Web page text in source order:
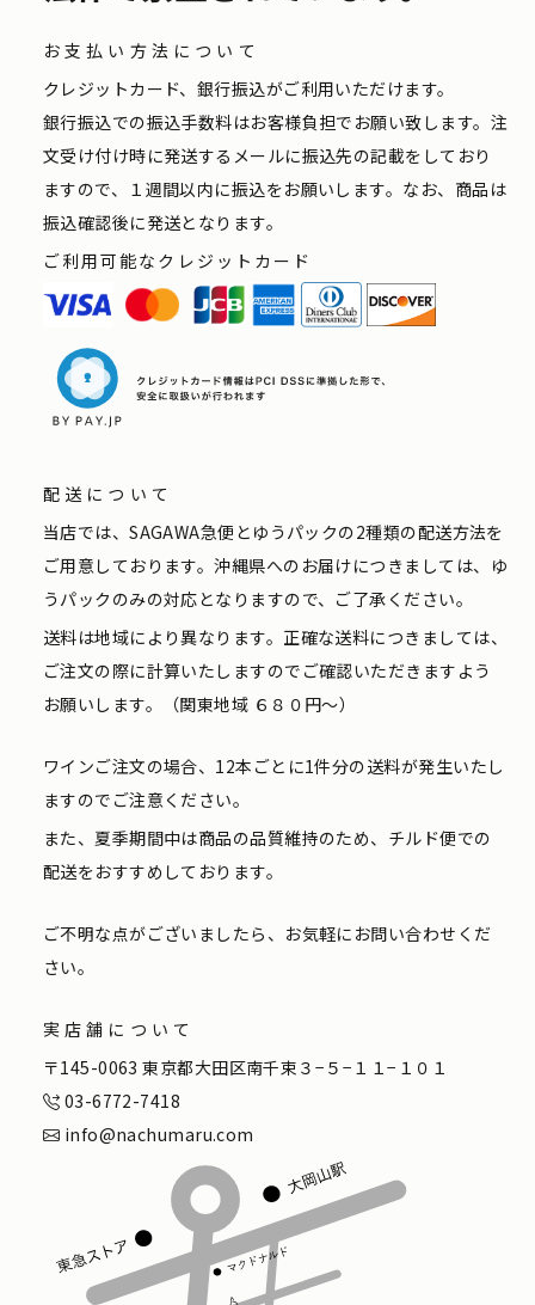
お支払い方法について
クレジットカード、銀行振込がご利用いただけます。
銀行振込での振込手数料はお客様負担でお願い致します。注
文受け付け時に発送するメールに振込先の記載をしており
ますので、１週間以内に振込をお願いします。なお、商品は
振込確認後に発送となります。
ご利用可能なクレジットカード
配送について
当店では、SAGAWA急便とゆうパックの2種類の配送方法を
ご用意しております。沖縄県へのお届けにつきましては、ゆ
うパックのみの対応となりますので、ご了承ください。
送料は地域により異なります。正確な送料につきましては、
ご注文の際に計算いたしますのでご確認いただきますよう
お願いします。（関東地域 ６８０円〜）
ワインご注文の場合、12本ごとに1件分の送料が発生いたし
ますのでご注意ください。
また、夏季期間中は商品の品質維持のため、チルド便での
配送をおすすめしております。
ご不明な点がございましたら、お気軽にお問い合わせくだ
さい。
実店舗について
〒145-0063 東京都大田区南千束３−５−１１−１０１
03-6772-7418
info@nachumaru.com